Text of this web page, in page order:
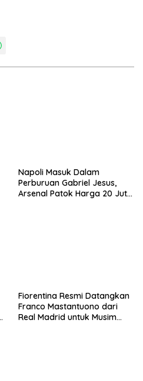
Napoli Masuk Dalam
Perburuan Gabriel Jesus,
Arsenal Patok Harga 20 Juta
Fiorentina Resmi Datangkan
Franco Mastantuono dari
Real Madrid untuk Musim